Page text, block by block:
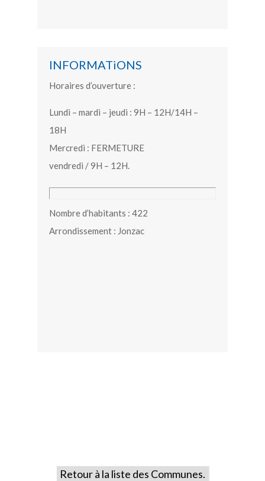
INFORMATiONS
Horaires d’ouverture :
Lundi – mardi – jeudi : 9H – 12H/14H –
18H
Mercredi : FERMETURE
vendredi / 9H – 12H.
Nombre d’habitants : 422
Arrondissement : Jonzac
Retour à la liste des Communes.